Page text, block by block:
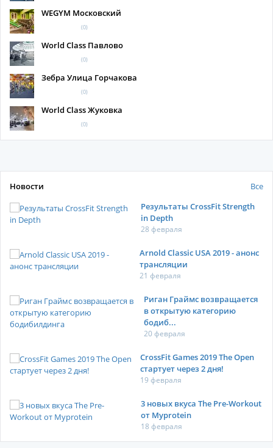
WEGYM Московский
(0)
World Class Павлово
(0)
Зебра Улица Горчакова
(0)
World Class Жуковка
(0)
Новости
Все
Результаты CrossFit Strength
in Depth
28 февраля
Arnold Classic USA 2019 - анонс
трансляции
21 февраля
Риган Граймс возвращается
в открытую категорию
бодиб...
20 февраля
CrossFit Games 2019 The Open
стартует через 2 дня!
19 февраля
3 новых вкуса The Pre-Workout
от Myprotein
18 февраля